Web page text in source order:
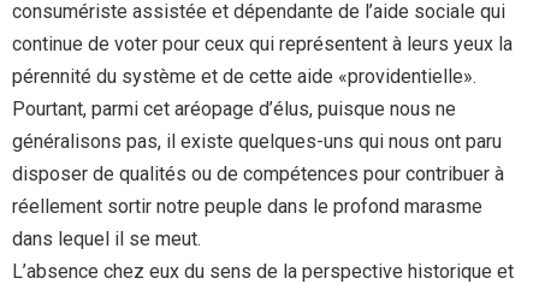
consumériste assistée et dépendante de l’aide sociale qui
continue de voter pour ceux qui représentent à leurs yeux la
pérennité du système et de cette aide «providentielle».
Pourtant, parmi cet aréopage d’élus, puisque nous ne
généralisons pas, il existe quelques-uns qui nous ont paru
disposer de qualités ou de compétences pour contribuer à
réellement sortir notre peuple dans le profond marasme
dans lequel il se meut.
L’absence chez eux du sens de la perspective historique et